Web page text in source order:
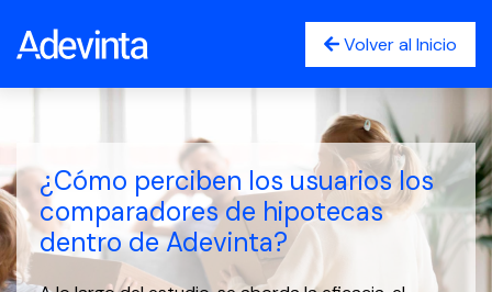
Volver al Inicio
¿Cómo perciben los usuarios los
comparadores de hipotecas
dentro de Adevinta?